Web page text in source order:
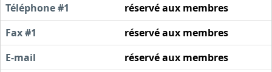
Téléphone #1
réservé aux membres
Fax #1
réservé aux membres
E-mail
réservé aux membres